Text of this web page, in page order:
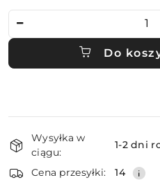
Do
Dostępność
i
dostawa
Wysyłka w
ciągu:
1-2 dni
Cena przesyłki: 14